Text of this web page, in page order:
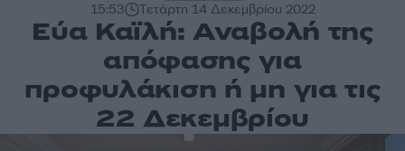
15:53 Τετάρτη 14 Δεκεμβρίου 2022
Εύα Καϊλή: Αναβολή της
απόφασης για
προφυλάκιση ή μη για τις
22 Δεκεμβρίου